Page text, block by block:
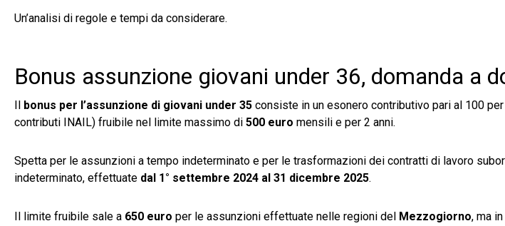
Un’analisi di regole e tempi da considerare.
Bonus assunzione giovani under 36, domanda a
bonus per l’assunzione di giovani under 35 consiste in un esonero contributivo pari al 100
contributi INAIL) fruibile nel limite massimo di 500 euro mensili e per 2 anni.
Spetta per le assunzioni a tempo indeterminato e per le trasformazioni dei contratti di lavoro
indeterminato, effettuate dal 1° settembre 2024 al 31 dicembre 2025.
Il limite fruibile sale a 650 euro per le assunzioni effettuate nelle regioni del Mezzogiorno, ma